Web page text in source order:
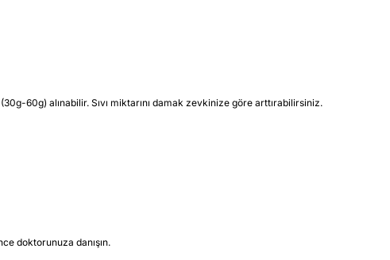
60g) alınabilir. Sıvı miktarını damak zevkinize göre arttırabilirsiniz.
doktorunuza danışın.